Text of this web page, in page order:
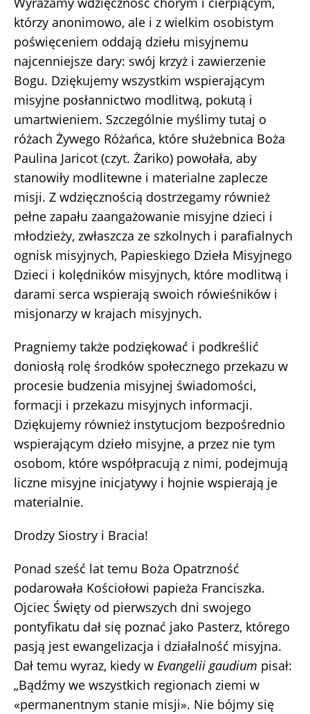
którzy anonimowo, ale i z wielkim osobistym
poświęceniem oddają dziełu misyjnemu
najcenniejsze dary: swój krzyż i zawierzenie
Bogu. Dziękujemy wszystkim wspierającym
misyjne posłannictwo modlitwą, pokutą i
umartwieniem. Szczególnie myślimy tutaj o
różach Żywego Różańca, które służebnica Boża
Paulina Jaricot (czyt. Żariko) powołała, aby
stanowiły modlitewne i materialne zaplecze
misji. Z wdzięcznością dostrzegamy również
pełne zapału zaangażowanie misyjne dzieci i
młodzieży, zwłaszcza ze szkolnych i parafialnych
ognisk misyjnych, Papieskiego Dzieła Misyjnego
Dzieci i kolędników misyjnych, które modlitwą i
darami serca wspierają swoich rówieśników i
misjonarzy w krajach misyjnych.
Pragniemy także podziękować i podkreślić
doniosłą rolę środków społecznego przekazu w
procesie budzenia misyjnej świadomości,
formacji i przekazu misyjnych informacji.
Dziękujemy również instytucjom bezpośrednio
wspierającym dzieło misyjne, a przez nie tym
osobom, które współpracują z nimi, podejmują
liczne misyjne inicjatywy i hojnie wspierają je
materialnie.
Drodzy Siostry i Bracia!
Ponad sześć lat temu Boża Opatrzność
podarowała Kościołowi papieża Franciszka.
Ojciec Święty od pierwszych dni swojego
pontyfikatu dał się poznać jako Pasterz, którego
pasją jest ewangelizacja i działalność misyjna.
Dał temu wyraz, kiedy w Evangelii gaudium pisał:
„Bądźmy we wszystkich regionach ziemi w
«permanentnym stanie misji». Nie bójmy się